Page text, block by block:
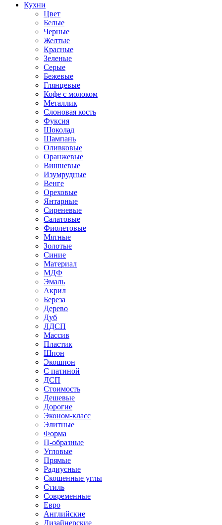
Кухни
Цвет
Белые
Черные
Желтые
Красные
Зеленые
Серые
Бежевые
Глянцевые
Кофе с молоком
Металлик
Слоновая кость
Фуксия
Шоколад
Шампань
Оливковые
Оранжевые
Вишневые
Изумрудные
Венге
Ореховые
Янтарные
Сиреневые
Салатовые
Фиолетовые
Мятные
Золотые
Синие
Материал
МДФ
Эмаль
Акрил
Береза
Дерево
Дуб
ЛДСП
Массив
Пластик
Шпон
Экошпон
С патиной
ДСП
Стоимость
Дешевые
Дорогие
Эконом-класс
Элитные
Форма
П-образные
Угловые
Прямые
Радиусные
Скошенные углы
Стиль
Современные
Евро
Английские
Дизайнерские